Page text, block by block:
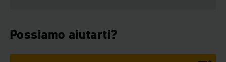
Possiamo aiutarti?